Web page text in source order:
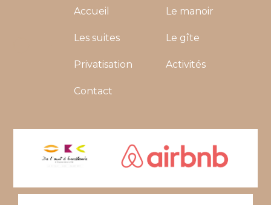
Accueil Le manoir
Les suites Le gîte
Privatisation Activités
Contact